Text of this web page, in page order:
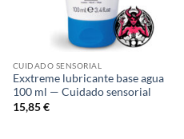
CUIDADO SENSORIAL
Exxtreme lubricante base agua
100 ml — Cuidado sensorial
15,85€